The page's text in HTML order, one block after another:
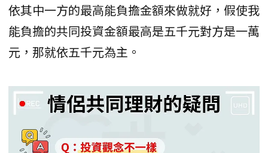
依其中一方的最高能負擔金額來做就好，假使我
能負擔的共同投資金額最高是五千元對方是一萬
元，那就依五千元為主。